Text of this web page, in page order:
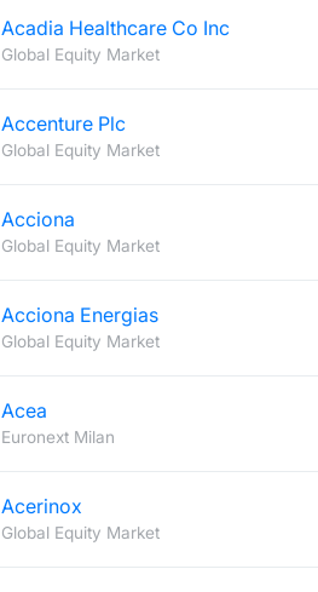
Acadia Healthcare Co Inc
Global Equity Market
Accenture Plc
Global Equity Market
Acciona
Global Equity Market
Acciona Energias
Global Equity Market
Acea
Euronext Milan
Acerinox
Global Equity Market